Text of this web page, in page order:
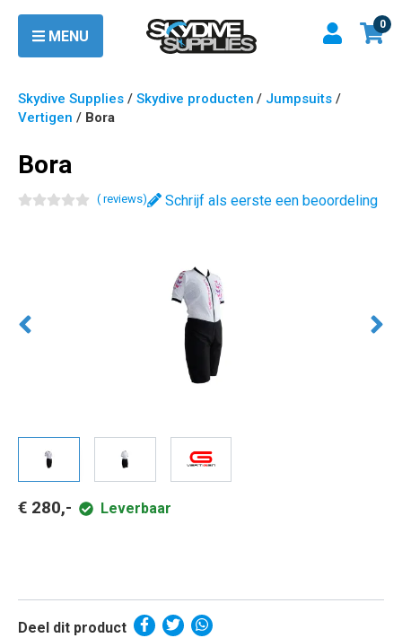
MENU
0
Skydive Supplies / Skydive producten / Jumpsuits /
Vertigen / Bora
Bora
( reviews) Schrijf als eerste een beoordeling
€ 280,- Leverbaar
Deel dit product